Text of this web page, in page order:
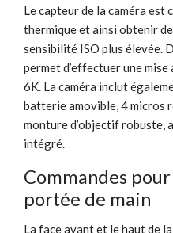
Le capteur de la caméra
thermique et ainsi obtenir
sensibilité ISO plus élevée.
permet d’effectuer une
6K. La caméra inclut
batterie amovible, 4 micros
monture d’objectif robuste,
intégré.
Commandes
portée de main
La face avant et le haut de